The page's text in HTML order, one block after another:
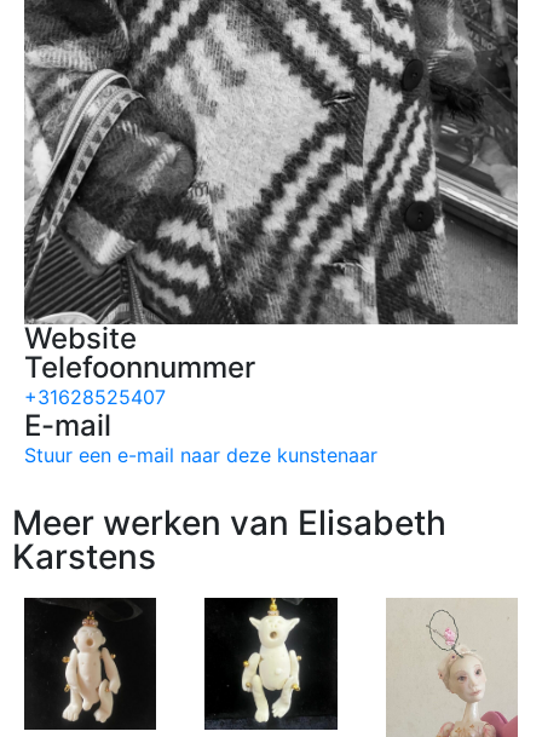
Website
Telefoonnummer
+31628525407
E-mail
Stuur een e-mail naar deze kunstenaar
Meer werken van Elisabeth
Karstens